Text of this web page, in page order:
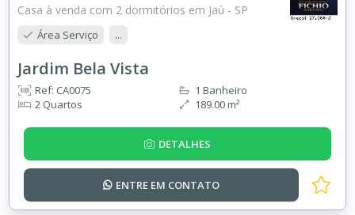
Casa à venda com 2 dormitórios em Jaú - SP
Área Serviço ...
Jardim Bela Vista
Ref: CA0075
2 Quartos
1 Banheiro
189.00 m²
DETALHES
ENTRE EM CONTATO